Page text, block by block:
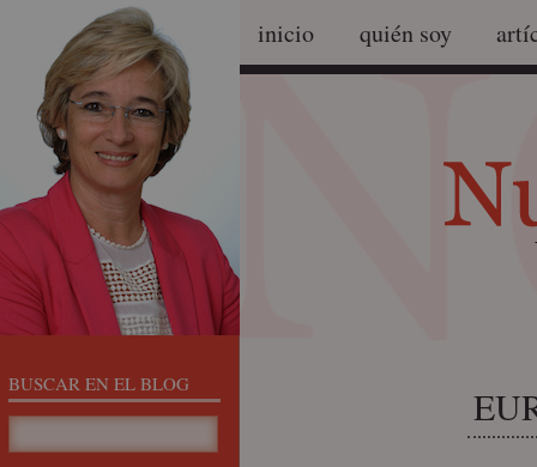
inicio quién soy
BUSCAR EN EL BLOG